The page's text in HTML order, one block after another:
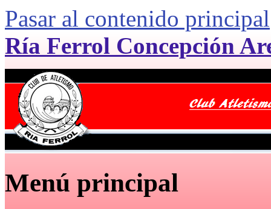
Pasar al contenido principal
Ría Ferrol Concepción
Menú principal